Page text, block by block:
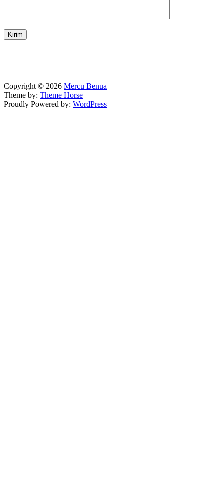
Copyright © 2026 Mercu Benua
Theme by: Theme Horse
Proudly Powered by: WordPress